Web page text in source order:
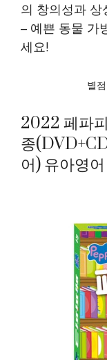
의 창의성과 상
– 예쁜 동물 가
세요!
별
2022 페파
종
어) 유아영